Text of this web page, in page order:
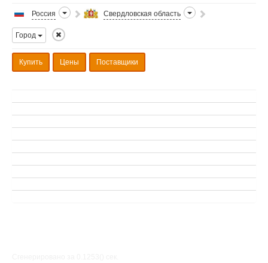
Россия Свердловская область
Город
Купить Цены Поставщики